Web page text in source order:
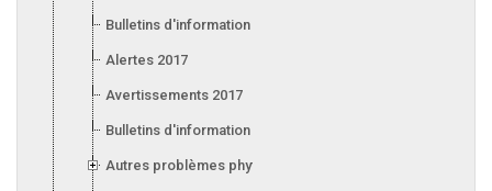
Bulletins d'information 2018
Alertes 2017
Avertissements 2017
Bulletins d'information 2017
Autres problèmes phytosanitaires